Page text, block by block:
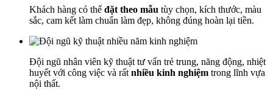
Khách hàng có thể đặt theo mẫu tùy chọn, kích thước, màu
sắc, cam kết làm chuẩn làm đẹp, không đúng hoàn lại tiền.
Đội ngũ nhân viên kỹ thuật tư vấn trẻ trung, năng động, nhiệt
huyết với công việc và rất nhiều kinh nghiệm trong lĩnh vựa
nội thất.